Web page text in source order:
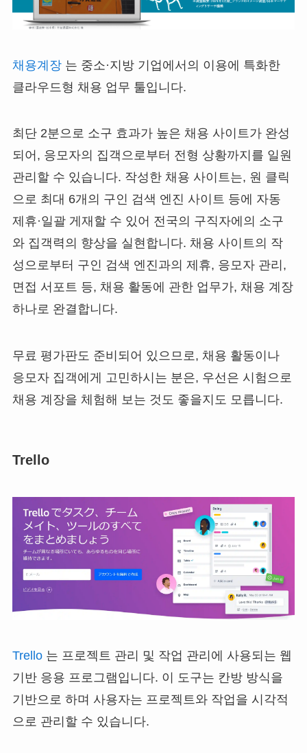
채용계장는 중소·지방 기업에서의 이용에 특화한
클라우드형 채용 업무 툴입니다.
최단 2분으로 소구 효과가 높은 채용 사이트가 완성
되어, 응모자의 집객으로부터 전형 상황까지를 일원
관리할 수 있습니다. 작성한 채용 사이트는, 원 클릭
으로 최대 6개의 구인 검색 엔진 사이트 등에 자동
제휴·일괄 게재할 수 있어 전국의 구직자에의 소구
와 집객력의 향상을 실현합니다. 채용 사이트의 작
성으로부터 구인 검색 엔진과의 제휴, 응모자 관리,
면접 서포트 등, 채용 활동에 관한 업무가, 채용 계장
하나로 완결합니다.
무료 평가판도 준비되어 있으므로, 채용 활동이나
응모자 집객에게 고민하시는 분은, 우선은 시험으로
채용 계장을 체험해 보는 것도 좋을지도 모릅니다.
Trello
Trello는 프로젝트 관리 및 작업 관리에 사용되는 웹
기반 응용 프로그램입니다. 이 도구는 칸방 방식을
기반으로 하며 사용자는 프로젝트와 작업을 시각적
으로 관리할 수 있습니다.